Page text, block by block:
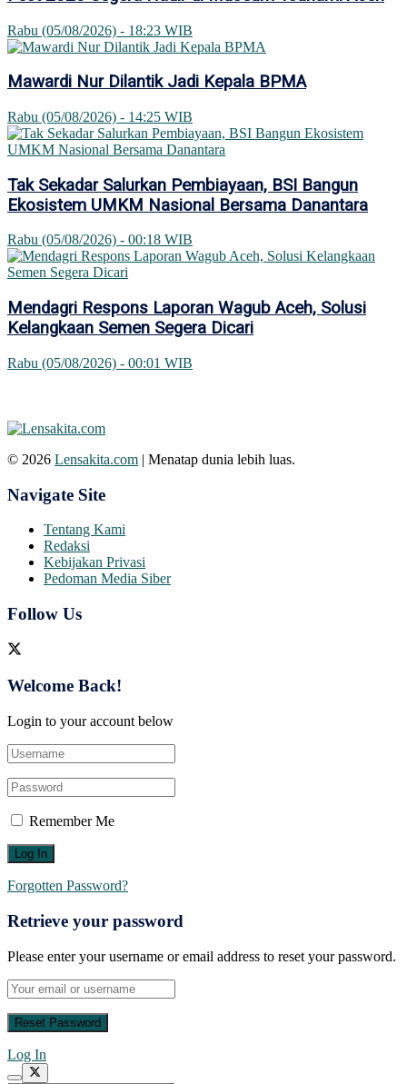
Rabu (05/08/2026) - 18:23 WIB
Mawardi Nur Dilantik Jadi Kepala BPMA
Rabu (05/08/2026) - 14:25 WIB
Tak Sekadar Salurkan Pembiayaan, BSI Bangun
Ekosistem UMKM Nasional Bersama Danantara
Rabu (05/08/2026) - 00:18 WIB
Mendagri Respons Laporan Wagub Aceh, Solusi
Kelangkaan Semen Segera Dicari
Rabu (05/08/2026) - 00:01 WIB
© 2026 Lensakita.com | Menatap dunia lebih luas.
Navigate Site
Tentang Kami
Redaksi
Kebijakan Privasi
Pedoman Media Siber
Follow Us
Welcome Back!
Login to your account below
Remember Me
Forgotten Password?
Retrieve your password
Please enter your username or email address to reset your password.
Log In